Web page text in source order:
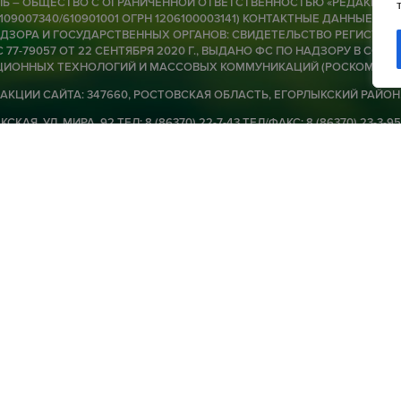
610901001 ОГРН 1206100003141) КОНТАКТНЫЕ ДАННЫЕ ДЛЯ
И ГОСУДАРСТВЕННЫХ ОРГАНОВ: СВИДЕТЕЛЬСТВО
79057 ОТ 22 СЕНТЯБРЯ 2020 Г., ВЫДАНО ФС ПО НАДЗОРУ В СФЕРЕ
ТЕХНОЛОГИЙ И МАССОВЫХ КОММУНИКАЦИЙ
САЙТА: 347660, РОСТОВСКАЯ ОБЛАСТЬ, ЕГОРЛЫКСКИЙ
УЛ. МИРА, 92 ТЕЛ: 8 (86370) 22-7-43 ТЕЛ/ФАКС: 8 (86370) 23-3-95